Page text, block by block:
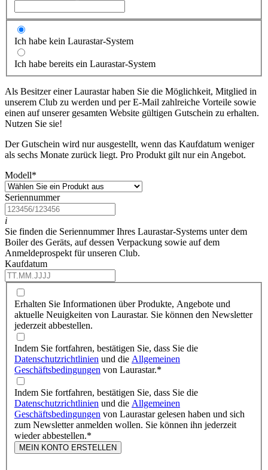
Ich habe kein Laurastar-System
Ich habe bereits ein Laurastar-System
Als Besitzer einer Laurastar haben Sie die Möglichkeit, Mitglied in
unserem Club zu werden und per E-Mail zahlreiche Vorteile sowie
einen auf unserer gesamten Website gültigen Gutschein zu erhalten.
Nutzen Sie sie!
Der Gutschein wird nur ausgestellt, wenn das Kaufdatum weniger
als sechs Monate zurück liegt. Pro Produkt gilt nur ein Angebot.
Modell*
Seriennummer
i
Sie finden die Seriennummer Ihres Laurastar-Systems unter dem
Boiler des Geräts, auf dessen Verpackung sowie auf dem
Anmeldeprospekt für unseren Club.
Kaufdatum
Erhalten Sie Informationen über Produkte, Angebote und
aktuelle Neuigkeiten von Laurastar. Sie können den Newsletter
jederzeit abbestellen.
Indem Sie fortfahren, bestätigen Sie, dass Sie die
Datenschutzrichtlinien und die Allgemeinen
Geschäftsbedingungen von Laurastar.*
Indem Sie fortfahren, bestätigen Sie, dass Sie die
Datenschutzrichtlinien und die Allgemeinen
Geschäftsbedingungen von Laurastar gelesen haben und sich
zum Newsletter anmelden wollen. Sie können ihn jederzeit
wieder abbestellen.*
MEIN KONTO ERSTELLEN